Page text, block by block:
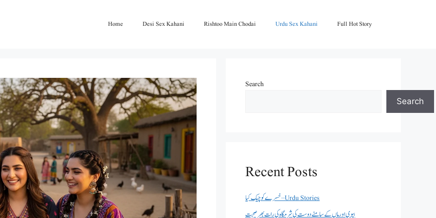
Home Desi Sex Kahani Rishtoo Main Chodai Urdu Sex Kahani Full Hot Story
Search
Search
Recent Posts
خسرے کو چیک کیا – Urdu Stories
بیوی اور ماں کے سامنے دوست کی شرمگاہ کی رات بھر صحبت